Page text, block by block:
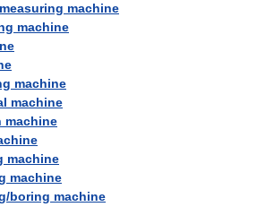
machine
machine
machine
machine
machine
machine
machine
boring machine